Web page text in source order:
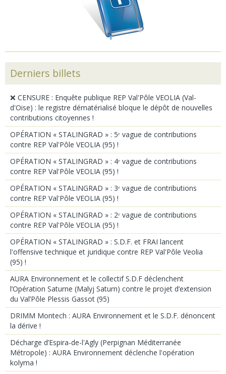
Derniers billets
❌ CENSURE : Enquête publique REP Val'Pôle VEOLIA (Val-
d'Oise) : le registre dématérialisé bloque le dépôt de nouvelles
contributions citoyennes !
OPÉRATION « STALINGRAD » : 5ᵉ vague de contributions
contre REP Val'Pôle VEOLIA (95) !
OPÉRATION « STALINGRAD » : 4ᵉ vague de contributions
contre REP Val'Pôle VEOLIA (95) !
OPÉRATION « STALINGRAD » : 3ᵉ vague de contributions
contre REP Val'Pôle VEOLIA (95) !
OPÉRATION « STALINGRAD » : 2ᵉ vague de contributions
contre REP Val'Pôle VEOLIA (95) !
OPÉRATION « STALINGRAD » : S.D.F. et FRAI lancent
l'offensive technique et juridique contre REP Val'Pôle Veolia
(95) !
AURA Environnement et le collectif S.D.F déclenchent
l’Opération Saturne (Malyj Saturn) contre le projet d’extension
du Val’Pôle Plessis Gassot (95)
DRIMM Montech : AURA Environnement et le S.D.F. dénoncent
la dérive !
Décharge d’Espira-de-l'Agly (Perpignan Méditerranée
Métropole) : AURA Environnement déclenche l'opération
kolyma !